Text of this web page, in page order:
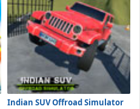
Indian SUV Offroad Simulator